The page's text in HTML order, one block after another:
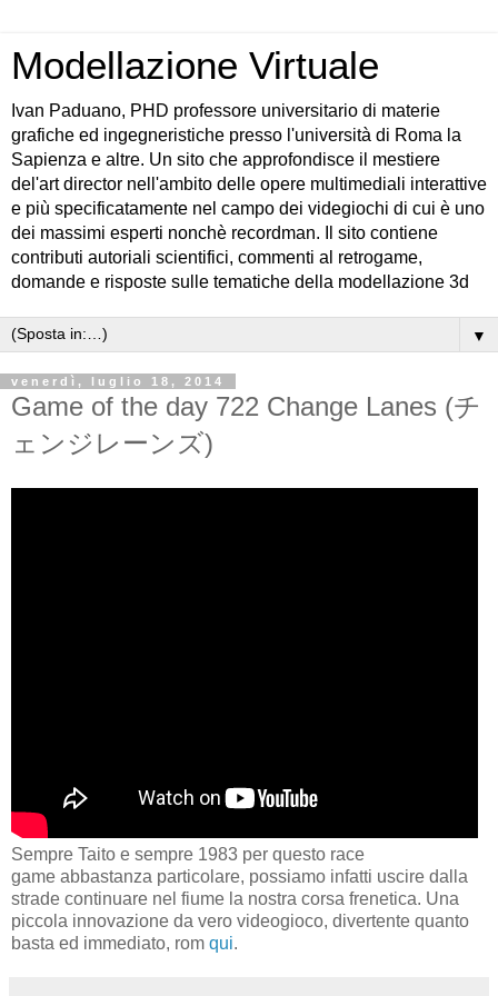
Modellazione Virtuale
Ivan Paduano, PHD professore universitario di materie
grafiche ed ingegneristiche presso l'università di Roma la
Sapienza e altre. Un sito che approfondisce il mestiere
del'art director nell'ambito delle opere multimediali interattive
e più specificatamente nel campo dei videgiochi di cui è uno
dei massimi esperti nonchè recordman. Il sito contiene
contributi autoriali scientifici, commenti al retrogame,
domande e risposte sulle tematiche della modellazione 3d
▼
venerdì, luglio 18, 2014
Game of the day 722 Change Lanes (チ
ェンジレーンズ)
Sempre Taito e sempre 1983 per questo race
game abbastanza particolare, possiamo infatti uscire dalla
strade continuare nel fiume la nostra corsa frenetica. Una
piccola innovazione da vero videogioco, divertente quanto
basta ed immediato, rom qui.